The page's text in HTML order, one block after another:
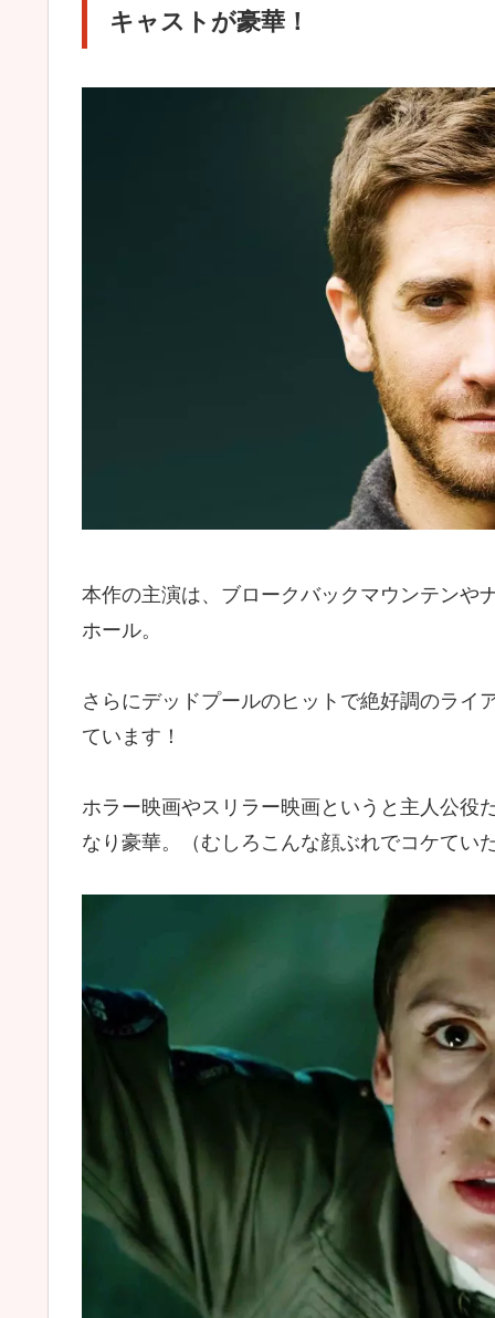
キャストが豪華！
本作の主演は、ブロークバックマウンテンや
ホール。
さらにデッドプールのヒットで絶好調のラ
ています！
ホラー映画やスリラー映画というと主人公役
なり豪華。（むしろこんな顔ぶれでコケてい